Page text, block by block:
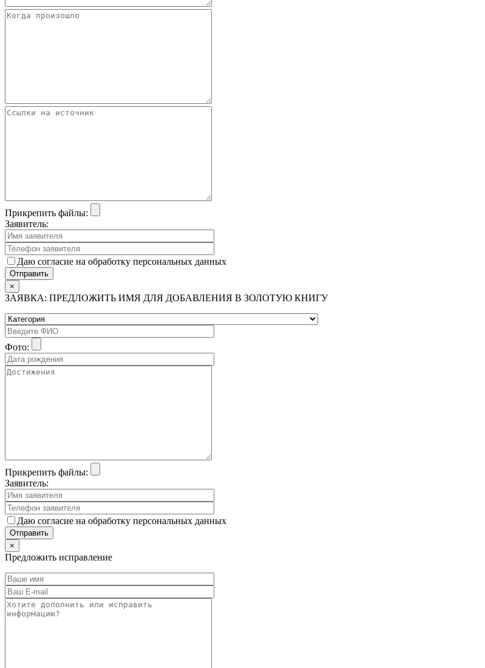
Прикрепить файлы:
Заявитель:
Даю согласие на обработку персональных данных
×
ЗАЯВКА: ПРЕДЛОЖИТЬ ИМЯ ДЛЯ ДОБАВЛЕНИЯ В ЗОЛОТУЮ КНИГУ
Фото:
Прикрепить файлы:
Заявитель:
Даю согласие на обработку персональных данных
×
Предложить исправление